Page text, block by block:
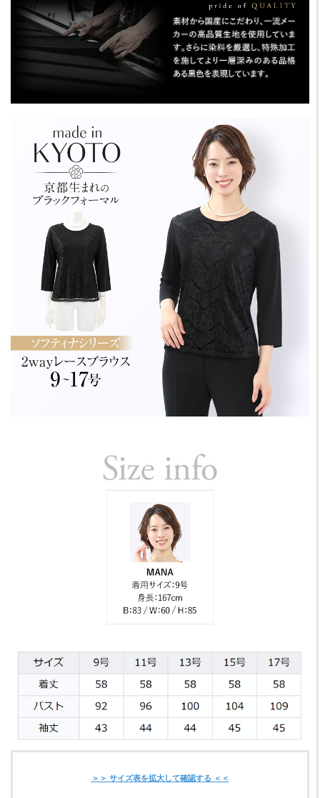
＞＞ サイズ表を拡大して確認する ＜＜